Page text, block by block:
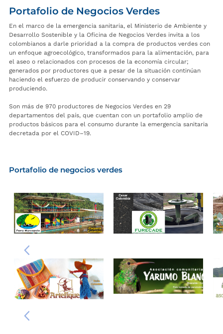
Portafolio de Negocios Verdes
En el marco de la emergencia sanitaria, el Ministerio de Ambiente y
Desarrollo Sostenible y la Oficina de Negocios Verdes invita a los
colombianos a darle prioridad a la compra de productos verdes con
un enfoque agroecológico, transformados para la alimentación, para
el aseo o relacionados con procesos de la economía circular;
generados por productores que a pesar de la situación continúan
haciendo el esfuerzo de producir conservando y conservar
produciendo.
Son más de 970 productores de Negocios Verdes en 29
departamentos del país, que cuentan con un portafolio amplio de
productos básicos para el consumo durante la emergencia sanitaria
decretada por el COVID–19.
Portafolio de negocios verdes